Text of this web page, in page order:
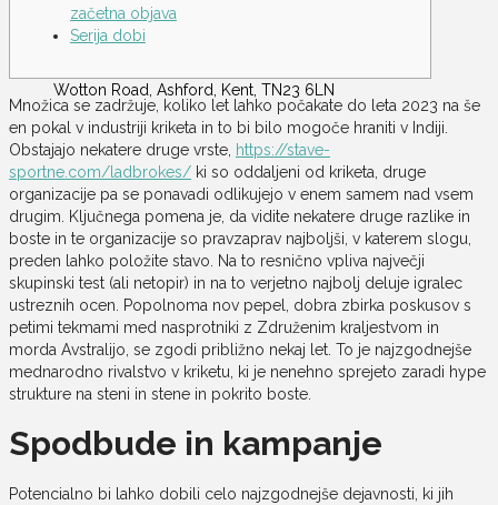
Wotton Road, Ashford, Kent, TN23 6LN
začetna objava
Serija dobi
Množica se zadržuje, koliko let lahko počakate do leta 2023 na še
en pokal v industriji kriketa in to bi bilo mogoče hraniti v Indiji.
Obstajajo nekatere druge vrste, https://stave-
sportne.com/ladbrokes/ ki so oddaljeni od kriketa, druge
organizacije pa se ponavadi odlikujejo v enem samem nad vsem
drugim.
Ključnega pomena je, da vidite nekatere druge razlike in
boste in te organizacije so pravzaprav najboljši, v katerem slogu,
preden lahko položite stavo. Na to resnično vpliva največji
skupinski test (ali netopir) in na to verjetno najbolj deluje igralec
ustreznih ocen. Popolnoma nov pepel, dobra zbirka poskusov s
petimi tekmami med nasprotniki z Združenim kraljestvom in
morda Avstralijo, se zgodi približno nekaj let. To je najzgodnejše
mednarodno rivalstvo v kriketu, ki je nenehno sprejeto zaradi hype
strukture na steni in stene in pokrito boste.
Spodbude in kampanje
Potencialno bi lahko dobili celo najzgodnejše dejavnosti, ki jih